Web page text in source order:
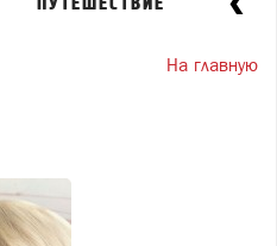
На главную